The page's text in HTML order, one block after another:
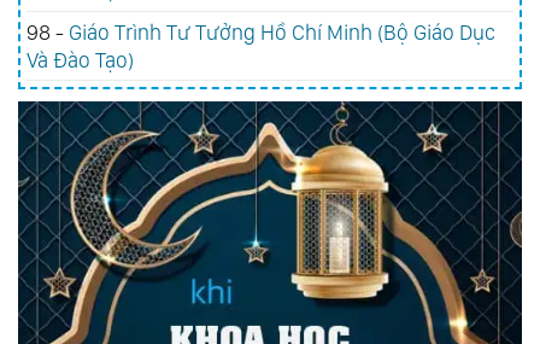
98 - Giáo Trình Tư Tưởng Hồ Chí Minh (Bộ Giáo Dục
Và Đào Tạo)